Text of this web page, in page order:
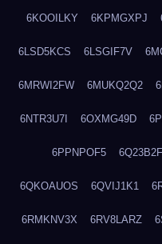
6KOOILKY 6KPMGXPJ
6LSD5KCS 6LSGIF7V
6MRWI2FW 6MUKQ2Q2
6NTR3U7I 6OXMG49D
6PPNPOF5
6QKOAUOS 6QVIJ1K1
6RMKNV3X 6RV8LARZ